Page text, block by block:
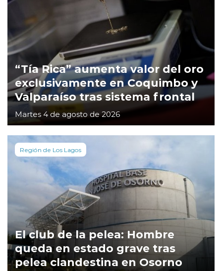
“Tía Rica” aumenta valor del oro
exclusivamente en Coquimbo y
Valparaíso tras sistema frontal
Martes 4 de agosto de 2026
Región de Los Lagos
El club de la pelea: Hombre
queda en estado grave tras
pelea clandestina en Osorno